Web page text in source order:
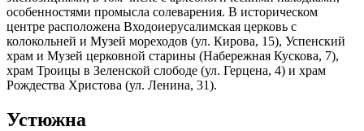
особенностями промысла солеварения. В историческом
центре расположена Входоиерусалимская церковь с
колокольней и Музей мореходов (ул. Кирова, 15), Успенский
храм и Музей церковной старины (Набережная Кускова, 7),
храм Троицы в Зеленской слободе (ул. Герцена, 4) и храм
Рождества Христова (ул. Ленина, 31).
Устюжна